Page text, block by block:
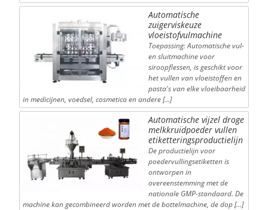
Automatische
zuigerviskeuze
vloeistofvulmachine
Toepassing: Automatische vul-
en sluitmachine voor
siroopflessen, is geschikt voor
het vullen van vloeistoffen en
pasta's van elke vloeibaarheid
in medicijnen, voedsel, cosmetica en andere […]
Automatische vijzel droge
melkkruidpoeder vullen
etiketteringsproductielijn
De productielijn voor
poedervullingsetiketten is
ontworpen in
overeenstemming met de
nationale GMP-standaard. De
machine kan gecombineerd worden met de bottelmachine, de dop […]